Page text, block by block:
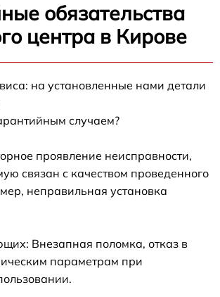
обязательства
центра в Кирове
на установленные нами детали
случаем?
проявление неисправности,
связан с качеством проведенного
неправильная установка
Внезапная поломка, отказ в
параметрам при